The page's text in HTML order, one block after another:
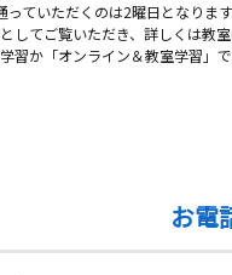
ていただくのは2曜日となります
てご覧いただき、詳しくは教
か「オンライン＆教室学習」
お電